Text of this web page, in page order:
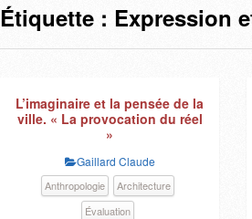
Étiquette : Expression
L’imaginaire et la pensée de la
ville. « La provocation du réel
»
Gaillard Claude
Anthropologie
Architecture
Évaluation